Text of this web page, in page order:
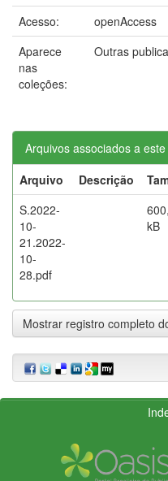
Acesso:
openAccess
Aparece
nas
coleções:
Outras
Arquivos associados a
Arquivo
Descrição
S.2022-
10-
21.2022-
10-
28.pdf
kB
Mostrar registro completo